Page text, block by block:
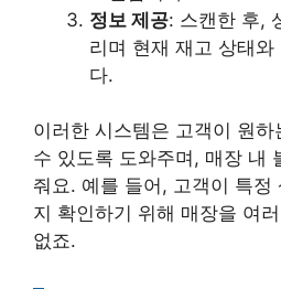
정보 제공: 스캔한 후,
리며 현재 재고 상태
다.
이러한 시스템은 고객이 원
수 있도록 도와주며, 매장 내
줘요. 예를 들어, 고객이 특정
지 확인하기 위해 매장을 여
없죠.